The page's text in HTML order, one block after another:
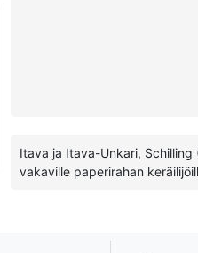
Itava ja Itava-Unkari,
vakaville paperirahan